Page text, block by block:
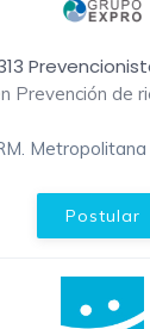
Prevención de
Metropolitana
Postular